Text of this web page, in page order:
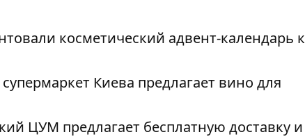
косметический адвент-календарь к
Киева предлагает вино для
ЦУМ предлагает бесплатную доставку и